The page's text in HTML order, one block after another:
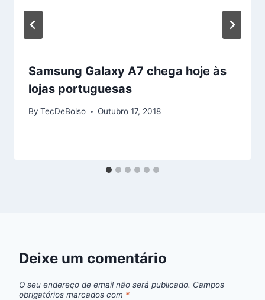
Samsung Galaxy A7 chega hoje às
lojas portuguesas
By TecDeBolso Outubro 17, 2018
Deixe um comentário
O seu endereço de email não será publicado. Campos
obrigatórios marcados com *